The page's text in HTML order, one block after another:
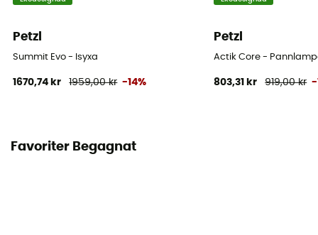
Petzl
Summit Evo - Isyxa
1670,74 kr 1959,00 kr -14%
Petzl
Actik Core -
803,31 kr 919,00 kr -
Favoriter Begagnat